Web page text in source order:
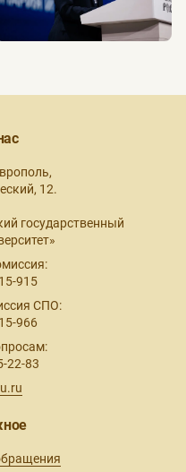
12.
государственный
915
СПО:
966
22-83